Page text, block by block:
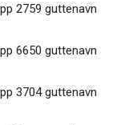
2759 guttenavn
6650 guttenavn
3704 guttenavn